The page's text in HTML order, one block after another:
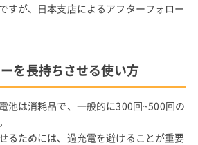
すが、日本支店によるアフターフォロー
を長持ちさせる使い方
池は消耗品で、一般的に300回~500回の
るためには、過充電を避けることが重要